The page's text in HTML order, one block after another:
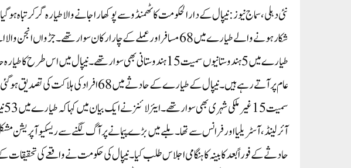
طیارے میں 5 ہندوستانیوں سمیت 15 ہندوستانی بھی سوار تھے۔ نیپال
آئرلینڈ، آسٹریلیا اور فرانس سے تھا۔ ملبے میں بڑے پیمانے پر آگ لگنے سے ریسکیو آپریشن
حادثے کے فوراً بعد کابینہ کا ہنگامی اجلاس طلب کیا۔ نیپال کی حکومت نے واقعے کی تحقیقات